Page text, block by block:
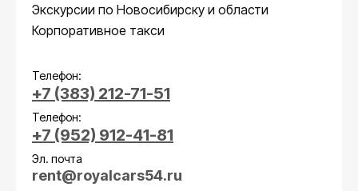
Экскурсии по Новосибирску и области
Корпоративное такси
Телефон:
+7 (383) 212-71-51
Телефон:
+7 (952) 912-41-81
Эл. почта
rent@royalcars54.ru